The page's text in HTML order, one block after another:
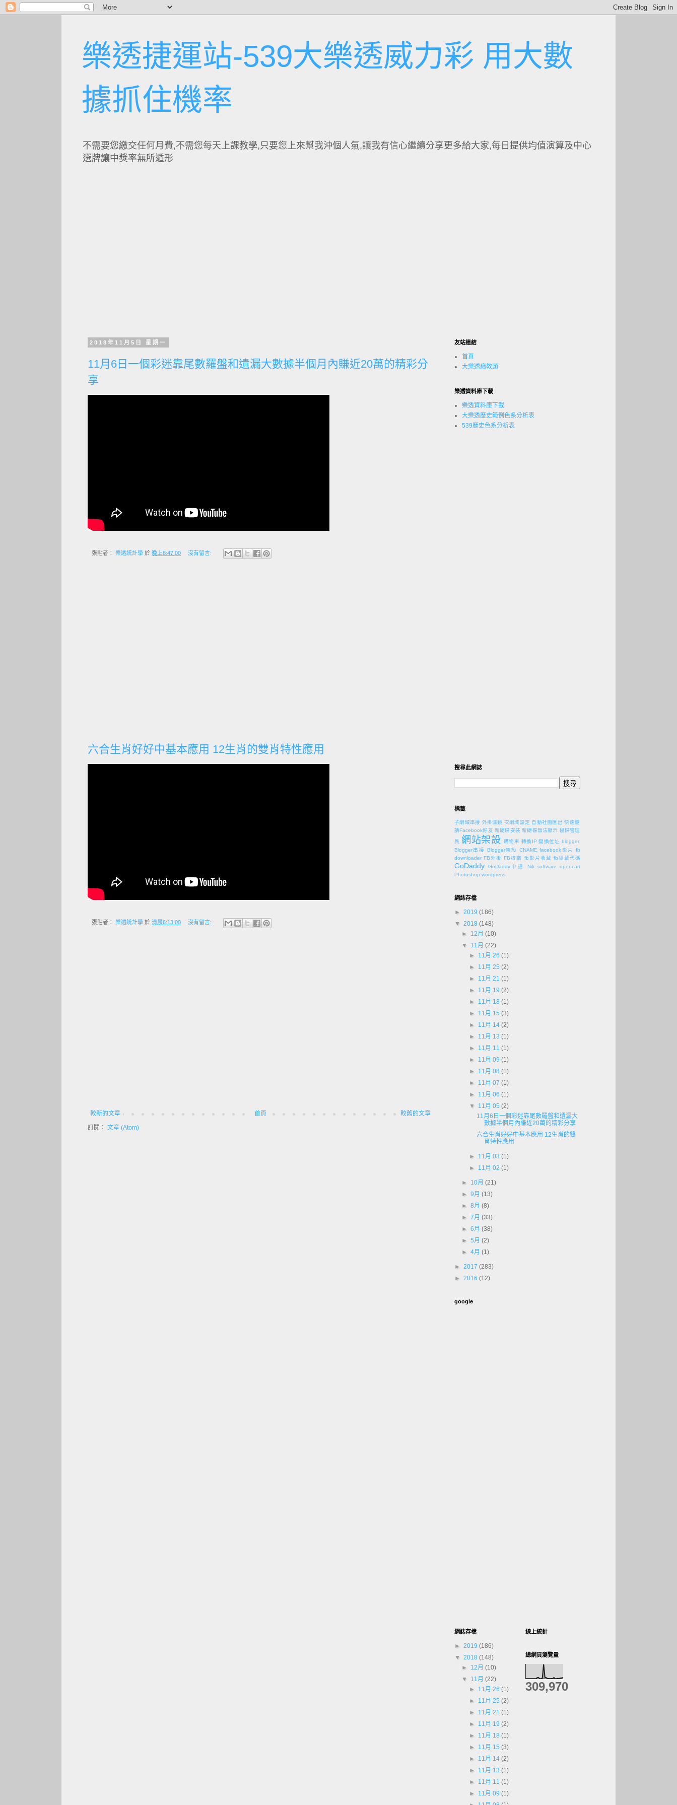
樂透捷運站-539大樂透威力彩 用大數
據抓住機率
不需要您繳交任何月費,不需您每天上課教學,只要您上來幫我沖個人氣,讓我有信心繼續分享更多給大家,每日提供均值演算及中心
選牌讓中獎率無所遁形
2018年11月5日 星期一
11月6日一個彩迷靠尾數羅盤和遺漏大數據半個月內賺近20萬的精彩分
享
張貼者： 樂透統計學 於 晚上8:47:00 沒有留言:
六合生肖好好中基本應用 12生肖的雙肖特性應用
張貼者： 樂透統計學 於 清晨6:13:00 沒有留言:
較新的文章 較舊的文章
首頁
訂閱： 文章 (Atom)
友站連結
首頁
大樂透癮教頭
樂透資料庫下載
樂透資料庫下載
大樂透歷史範例色系分析表
539歷史色系分析表
搜尋此網誌
標籤
子網域串接 外掛濾鏡 次網域設定 自動社團匯出 快速邀
請Facebook好友 新硬碟安裝 新硬碟無法顯示 磁碟管理
員 網站架設 購物車 轉換IP 變換位址 blogger
Blogger串接
Blogger架設 CNAME facebook影片
fb
downloader FB外掛 FB按讚 fb影片收藏 fb隱藏代碼
GoDaddy GoDaddy申請 Nik software
opencart
Photoshop wordpress
網誌存檔
► 2019 (186)
▼ 2018 (148)
► 12月(10)
▼ 11月(22)
► 11月 26 (1)
► 11月 25 (2)
► 11月 21 (1)
► 11月 19 (2)
► 11月 18 (1)
► 11月 15 (3)
► 11月 14 (2)
► 11月 13 (1)
► 11月 11 (1)
► 11月 09 (1)
► 11月 08 (1)
► 11月 07 (1)
► 11月 06 (1)
▼ 11月 05 (2)
11月6日一個彩迷靠尾數羅盤和遺漏大
數據半個月內賺近20萬的精彩分享
六合生肖好好中基本應用 12生肖的雙
肖特性應用
► 11月 03 (1)
► 11月 02 (1)
► 10月(21)
►9月(13)
►8月(8)
►7月(33)
►6月(38)
►5月(2)
►4月(1)
► 2017 (283)
► 2016 (12)
google
網誌存檔
► 2019 (186)
▼ 2018 (148)
► 12月(10)
▼ 11月(22)
► 11月 26 (1)
► 11月 25 (2)
► 11月 21 (1)
► 11月 19 (2)
► 11月 18 (1)
► 11月 15 (3)
► 11月 14 (2)
► 11月 13 (1)
► 11月 11 (1)
► 11月 09 (1)
線上統計
總網頁瀏覽量
309,970